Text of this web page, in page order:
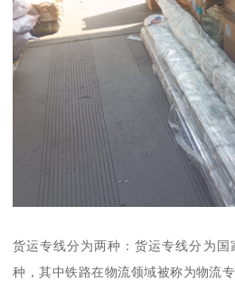
货运专线分为两种：货运专线分为
种，其中铁路在物流领域被称为物流